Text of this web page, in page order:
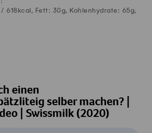
/ 618 kcal, Fett: 30g, Kohlenhydrate: 65g,
einen
selber machen? |
| Swissmilk (2020)